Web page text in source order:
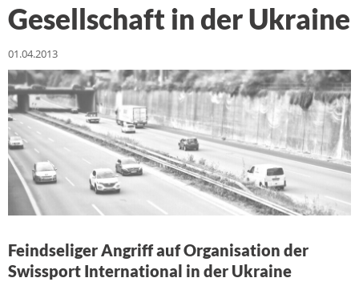
Gesellschaft in der Ukraine
01.04.2013
Feindseliger Angriff auf Organisation der
Swissport International in der Ukraine